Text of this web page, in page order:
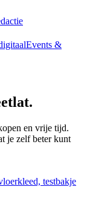
Events &
en vrije tijd.
je zelf beter kunt